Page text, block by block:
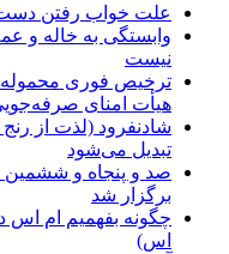
علت خواب رفتن
وابستگی به خاله و
نیست
ترخیص فوری محموله
هیأت امنای
شادنفرود (لذت از رنج
تبدیل می‌شود
صد و پنجاه‌ و
برگزار شد
چگونه بفهمیم ام اس
اس)